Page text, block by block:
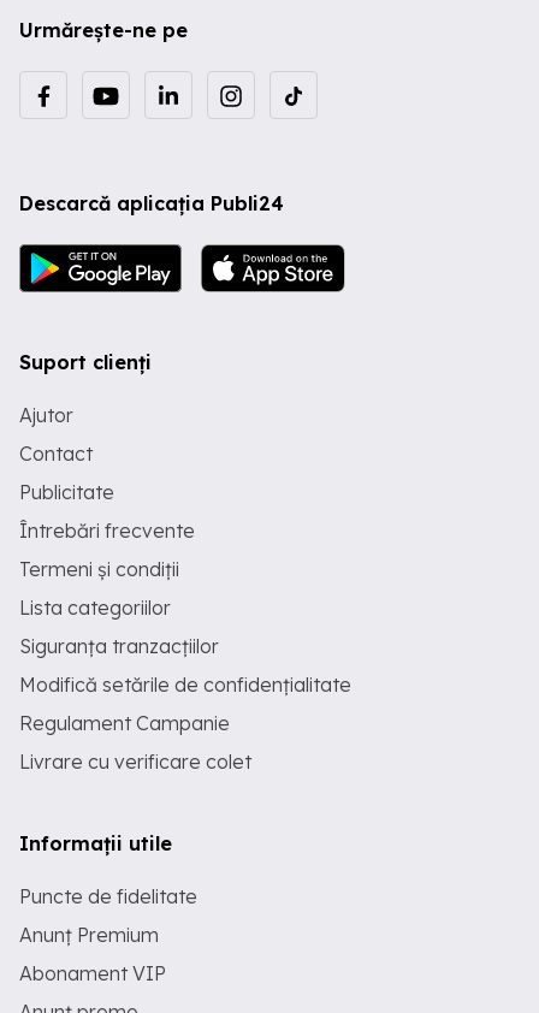
Urmărește-ne pe
Descarcă aplicația Publi24
Suport clienți
Ajutor
Contact
Publicitate
Întrebări frecvente
Termeni și condiții
Lista categoriilor
Siguranța tranzacțiilor
Modifică setările de confidențialitate
Regulament Campanie
Livrare cu verificare colet
Informații utile
Puncte de fidelitate
Anunț Premium
Abonament VIP